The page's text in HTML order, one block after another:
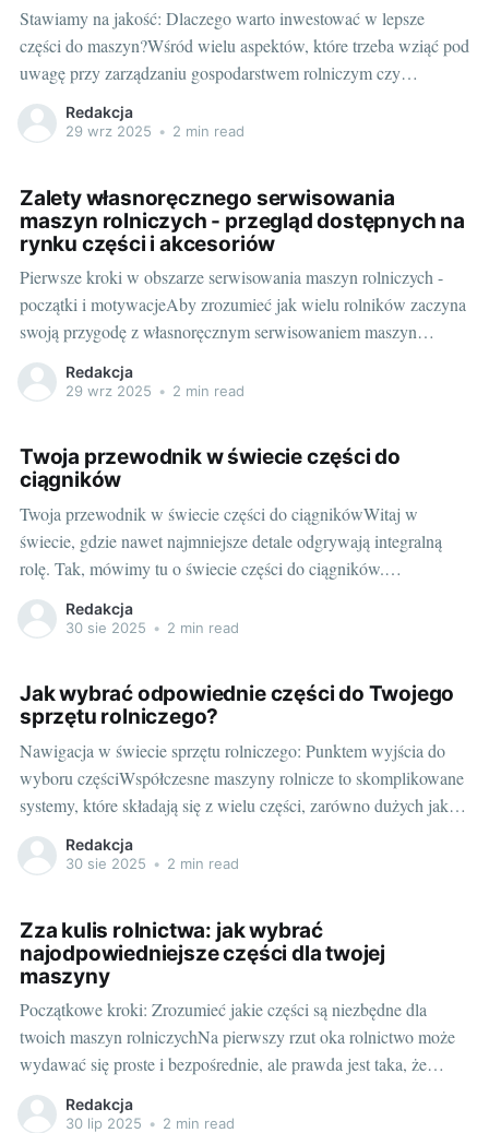
Stawiamy na jakość: Dlaczego warto inwestować w lepsze
części do maszyn?Wśród wielu aspektów, które trzeba wziąć pod
uwagę przy zarządzaniu gospodarstwem rolniczym czy
prowadzeniu działalności związanej z budownictwem, na
pierwszy plan wysuwa się sprzęt. Nie jest tajemnicą, że wysokiej
Redakcja
29 wrz 2025 • 2 min read
Zalety własnoręcznego serwisowania
maszyn rolniczych - przegląd dostępnych na
rynku części i akcesoriów
Pierwsze kroki w obszarze serwisowania maszyn rolniczych -
początki i motywacjeAby zrozumieć jak wielu rolników zaczyna
swoją przygodę z własnoręcznym serwisowaniem maszyn
rolniczych, należy zrozumieć ich motywacje. Maszyny rolnicze,
zwłaszcza ciągniki, są nieodzowną częścią wielu gospodarstw.
Redakcja
29 wrz 2025 • 2 min read
Twoja przewodnik w świecie części do
ciągników
Twoja przewodnik w świecie części do ciągnikówWitaj w
świecie, gdzie nawet najmniejsze detale odgrywają integralną
rolę. Tak, mówimy tu o świecie części do ciągników.
Skomplikowane? Trochę. Fascynujące? Zdecydowanie tak!
Zacznijmy od podstaw: Podstawowe informacje o częściach do
Redakcja
30 sie 2025 • 2 min read
Jak wybrać odpowiednie części do Twojego
sprzętu rolniczego?
Nawigacja w świecie sprzętu rolniczego: Punktem wyjścia do
wyboru częściWspółczesne maszyny rolnicze to skomplikowane
systemy, które składają się z wielu części, zarówno dużych jak i
małych. Wybór odpowiednich części do sprzętu rolniczego może
być nie lada wyzwaniem, zwłaszcza dla osób, które dopiero
Redakcja
30 sie 2025 • 2 min read
Zza kulis rolnictwa: jak wybrać
najodpowiedniejsze części dla twojej
maszyny
Początkowe kroki: Zrozumieć jakie części są niezbędne dla
twoich maszyn rolniczychNa pierwszy rzut oka rolnictwo może
wydawać się proste i bezpośrednie, ale prawda jest taka, że
zdecydowanie różni się od stanu, który obserwujemy zza kulis.
W rzeczywistości wymaga ono natłoku decyzji, które muszą być
Redakcja
30 lip 2025 • 2 min read